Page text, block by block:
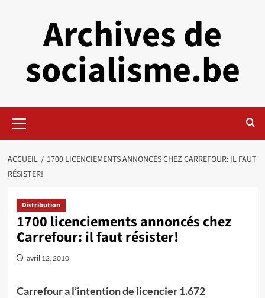
Archives de
socialisme.be
principal
ACCUEIL
1700 LICENCIEMENTS ANNONCÉS CHEZ CARREFOUR: IL FAUT
RÉSISTER!
Distribution
1700 licenciements annoncés chez
Carrefour: il faut résister!
avril 12, 2010
Carrefour a l’intention de licencier 1.672